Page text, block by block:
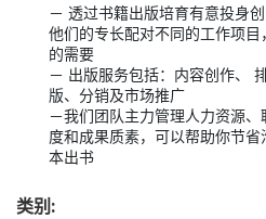
－ 透过书籍出版培育有意投身
他们的专长配对不同的工作项
的需要
－ 出版服务包括：内容创作、
版、分销及市场推广
－我们团队主力管理人力资源
度和成果质素，可以帮助你节
本出书
类别: